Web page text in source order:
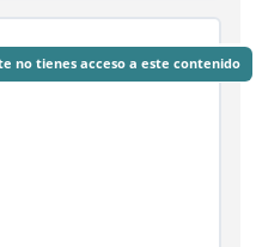
no tienes acceso a este contenido